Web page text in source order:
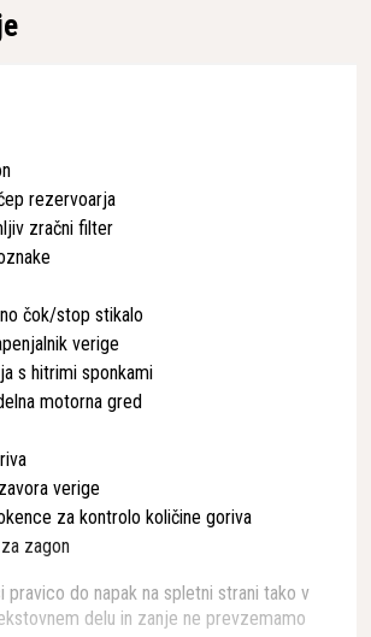
rezervoarja
zračni filter
čok/stop stikalo
verige
s hitrimi sponkami
motorna gred
verige
za kontrolo količine goriva
zagon
do napak na spletni strani tako v
delu in zanje ne prevzemamo